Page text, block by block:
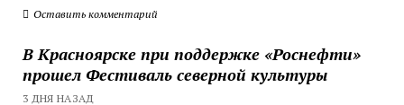
Оставить комментарий
В Красноярске при поддержке «Роснефти»
прошел Фестиваль северной культуры
3 ДНЯ НАЗАД